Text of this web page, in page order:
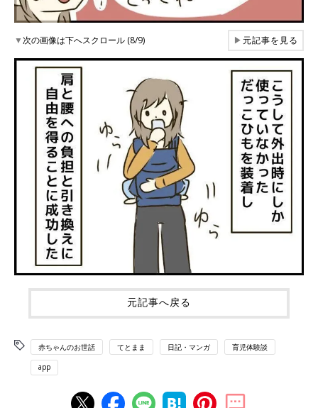
▼次の画像は下へスクロール (8/9) ▶元記事を見る
元記事へ戻る
赤ちゃんのお世話 てとまま 日記・マンガ 育児体験談
app